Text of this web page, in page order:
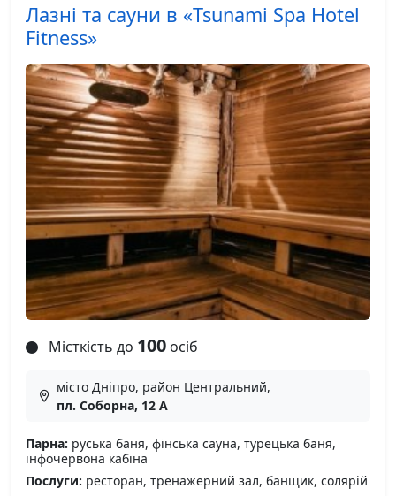
Лазні та сауни в «Tsunami Spa Hotel
Fitness»
Місткість до 100 осіб
місто Дніпро, район Центральний,
пл. Соборна, 12 А
Парна: руська баня, фінська сауна, турецька баня,
інфочервона кабіна
Послуги: ресторан, тренажерний зал, банщик, солярій